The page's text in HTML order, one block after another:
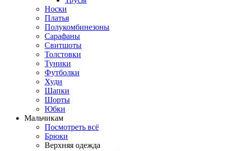
Носки
Платья
Полукомбинезоны
Сарафаны
Свитшоты
Толстовки
Туники
Футболки
Худи
Шапки
Шорты
Юбки
Мальчикам
Посмотреть всё
Брюки
Верхняя одежда